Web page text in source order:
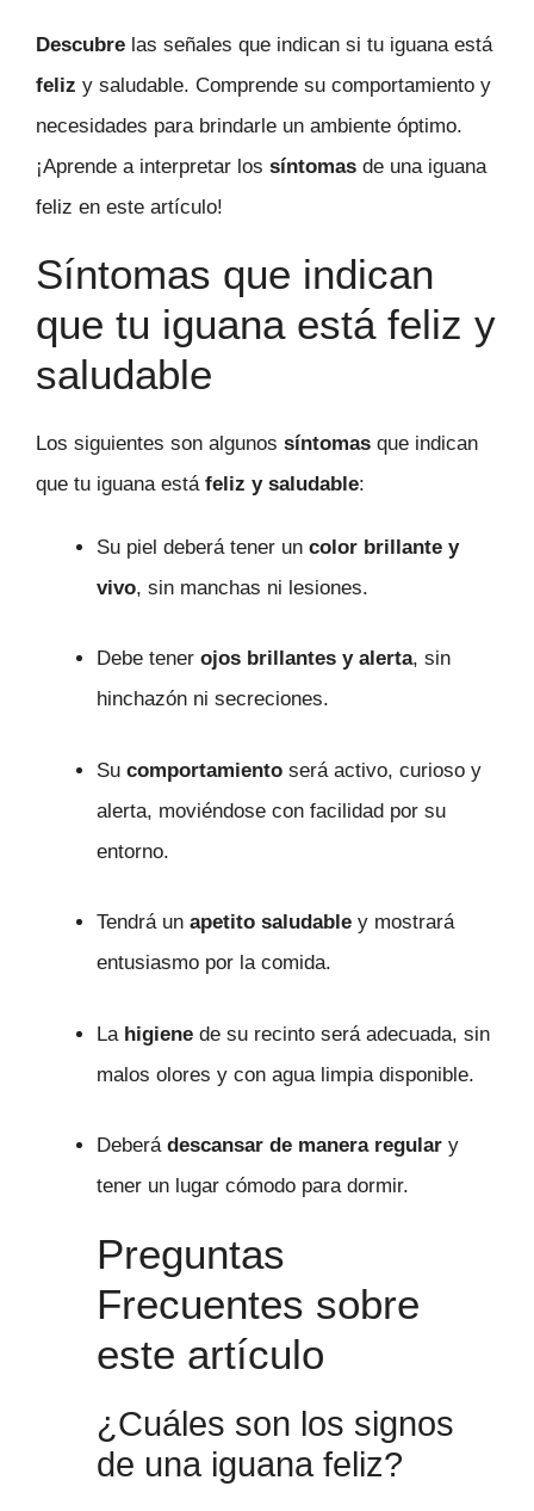
Descubre las señales que indican si tu iguana está
feliz y saludable. Comprende su comportamiento y
necesidades para brindarle un ambiente óptimo.
¡Aprende a interpretar los síntomas de una iguana
feliz en este artículo!
Síntomas que indican
que tu iguana está feliz y
saludable
Los siguientes son algunos síntomas que indican
que tu iguana está feliz y saludable:
Su piel deberá tener un color brillante y
vivo, sin manchas ni lesiones.
Debe tener ojos brillantes y alerta, sin
hinchazón ni secreciones.
Su comportamiento será activo, curioso y
alerta, moviéndose con facilidad por su
entorno.
Tendrá un apetito saludable y mostrará
entusiasmo por la comida.
La higiene de su recinto será adecuada, sin
malos olores y con agua limpia disponible.
Deberá descansar de manera regular y
tener un lugar cómodo para dormir.
Preguntas
Frecuentes sobre
este artículo
¿Cuáles son los signos
de una iguana feliz?